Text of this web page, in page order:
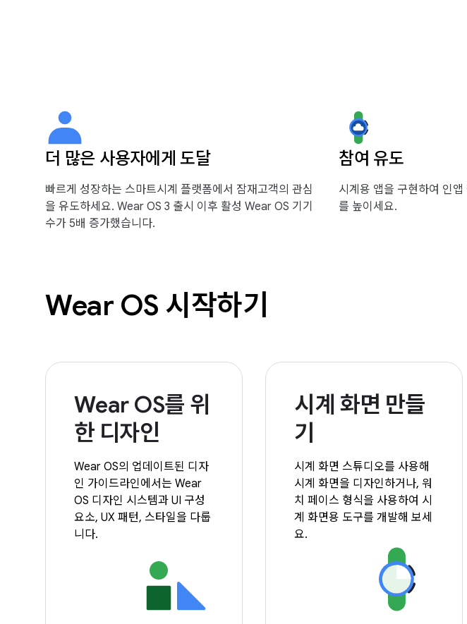
더 많은 사용자에게 도달
빠르게 성장하는 스마트시계 플랫폼에서 잠재고객의 관심
을 유도하세요. Wear OS 3 출시 이후 활성 Wear OS 기기
수가 5배 증가했습니다.
참여 유도
시계용 앱을 구현하여 인
를 높이세요.
Wear OS 시작하기
Wear OS를 위
한 디자인
Wear OS의 업데이트된 디자
인 가이드라인에서는 Wear
OS 디자인 시스템과 UI 구성
요소, UX 패턴, 스타일을 다룹
니다.
시계 화면 만들
기
시계 화면 스튜디오를 사용해
시계 화면을 디자인하거나, 워
치 페이스 형식을 사용하여 시
계 화면용 도구를 개발해 보세
요.